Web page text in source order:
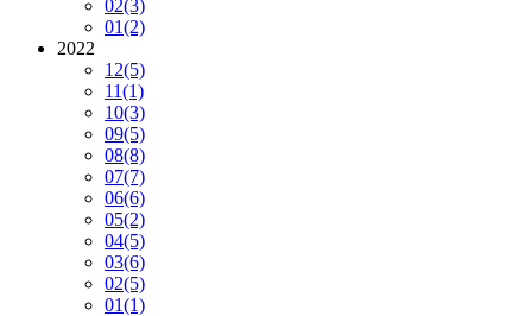
02(3)
01(2)
2022
12(5)
11(1)
10(3)
09(5)
08(8)
07(7)
06(6)
05(2)
04(5)
03(6)
02(5)
01(1)